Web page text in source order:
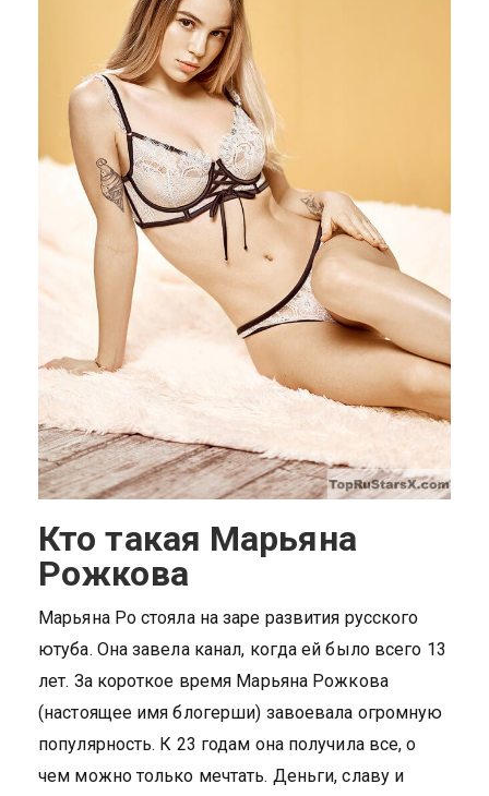
Кто такая Марьяна
Рожкова
Марьяна Ро стояла на заре развития русского
ютуба. Она завела канал, когда ей было всего 13
лет. За короткое время Марьяна Рожкова
(настоящее имя блогерши) завоевала огромную
популярность. К 23 годам она получила все, о
чем можно только мечтать. Деньги, славу и